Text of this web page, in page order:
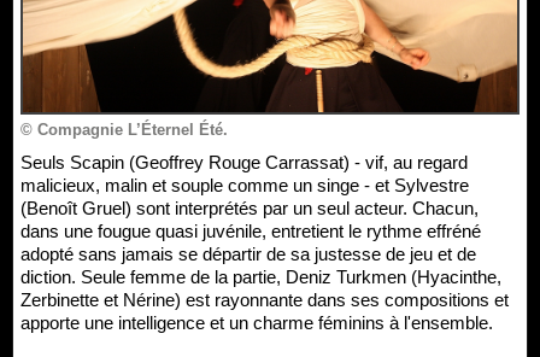
© Compagnie L’Éternel Été.
Seuls Scapin (Geoffrey Rouge Carrassat) - vif, au regard
malicieux, malin et souple comme un singe - et Sylvestre
(Benoît Gruel) sont interprétés par un seul acteur. Chacun,
dans une fougue quasi juvénile, entretient le rythme effréné
adopté sans jamais se départir de sa justesse de jeu et de
diction. Seule femme de la partie, Deniz Turkmen (Hyacinthe,
Zerbinette et Nérine) est rayonnante dans ses compositions et
apporte une intelligence et un charme féminins à l'ensemble.